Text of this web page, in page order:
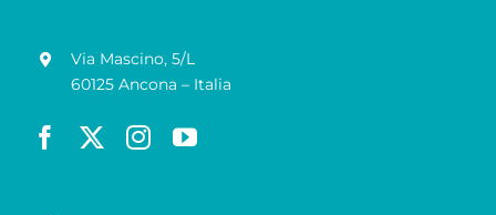
Via Mascino, 5/L
60125 Ancona – Italia